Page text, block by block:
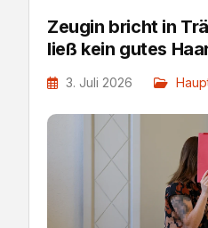
Zeugin bricht in
ließ kein gutes
3. Juli 2026